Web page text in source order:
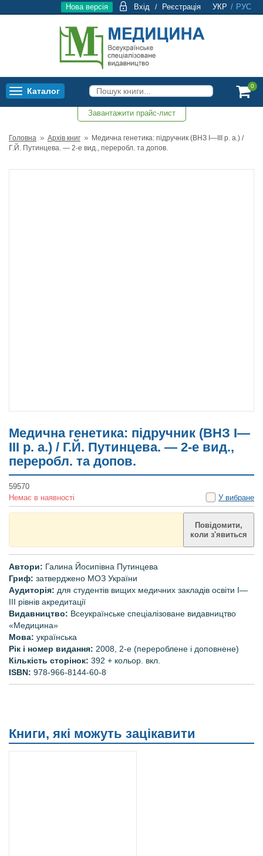
УКР / РУС
Вхід / Реєстрація
Нова версія
Toggle
Каталог
0
Завантажити прайс-лист
Головна Архів книг
Медична генетика: підручник (ВНЗ І—ІІІ р. а.) /
Г.Й. Путинцева. — 2-е вид., переробл. та допов.
Медична генетика: підручник (ВНЗ І—
ІІІ р. а.) / Г.Й. Путинцева. — 2-е вид.,
переробл. та допов.
59570
Немає в наявності
У вибране
Повідомити,
коли з'явиться
Автори: Галина Йосипівна Путинцева
Гриф: затверджено МОЗ України
Аудиторія: для студентів вищих медичних закладів освіти I—
IІІ рівнів акредитації
Видавництво: Всеукраїнське спеціалізоване видавництво
«Медицина»
Мова: українська
Рік і номер видання: 2008, 2-е (перероблене і доповнене)
Кількість сторінок: 392 + кольор. вкл.
ISBN: 978-966-8144-60-8
Книги, які можуть зацікавити